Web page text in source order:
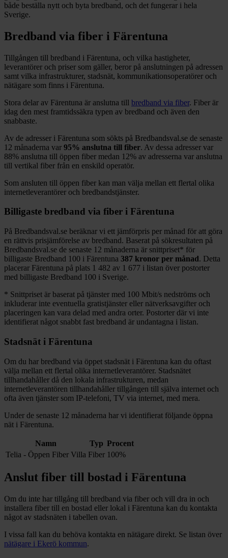
både beställa nytt och byta bredband, och det fungerar i hela
Sverige.
Bredband via fiber i Färentuna
Tillgången till bredband i Färentuna, och vilka hastigheter,
leverantörer och priser som gäller, beror på anslutningen på adressen
samt vilka infrastrukturer, stadsnät, kommunikationsoperatörer och
nätägare som finns i Färentuna.
Stora delar av Färentuna är anslutna till bredband via fiber. Fiber är
idag den mest framtidssäkra typen av bredband och även den
snabbaste.
Av de adresser i Färentuna som sökts på Bredbandsval.se de senaste
12 månaderna var 95% anslutna till fiber. Av dessa adresser var
88% anslutna till öppen fiber medan 12% av adresserna var anslutna
till vertikal fiber från en enskild operatör.
Som ansluten till öppen fiber kan man välja mellan ett flertal olika
internetleverantörer och bredbandstjänster.
Billigaste bredband via fiber i Färentuna
På Bredbandsval.se beräknar vi ett jämförpris per månad för att göra
en rättvis prisjämförelse av bredband. Baserat på sökresultaten på
Bredbandsval.se de senaste 12 månaderna är snittpriset* för
billigaste Bredband 100 i Färentuna 387 kronor per månad. Detta
placerar Färentuna på plats 1 482 av 1 677 i listan över postorter
med billigaste Bredband 100 i Sverige.
* Snittpriset är baserat på tjänster med 100 Mbit/s nedströms och
inkluderar inte eventuella gratistjänster eller nätverksavgifter och
placeringen kan vara delad med andra orter. Postorter där vi inte
identifierat något snabbt fast bredband är undantagna i listan.
Stadsnät i Färentuna
Om du har bredband via öppet stadsnät i Färentuna kan du oftast
välja mellan ett flertal olika internetleverantörer. Stadsnätet
tillhandahåller då den lokala infrastrukturen, medan
internetleverantören tillhandahåller tillgången till själva internet och
ofta även tjänster som IP-telefoni, TV via internet, med mera.
Under de senaste 12 månaderna har vi identifierat följande öppna
nät i Färentuna.
Namn Typ Procent
Telia - Öppen Fiber Villa Fiber 100%
Anslut fiber till bostad i Färentuna
Om du inte har tillgång till bredband via fiber och vill dra in och
installera fiber till en bostad eller lokal i Färentuna kan du kontakta
något av stadsnäten i tabellen ovan.
I vissa fall kan du behöva kontakta en nätägare direkt. Se listan över
nätägare i Ekerö kommun.